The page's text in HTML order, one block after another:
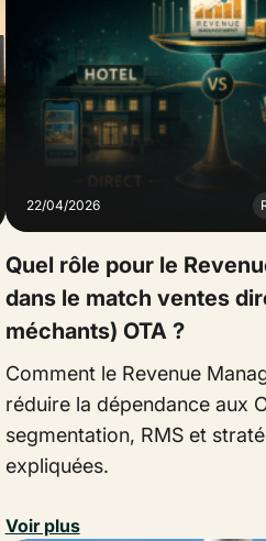
22/04/2026
Quel rôle pour le
dans le match ventes
méchants) OTA ?
Comment le Revenue
réduire la dépendance aux
segmentation, RMS et
expliquées.
Voir plus